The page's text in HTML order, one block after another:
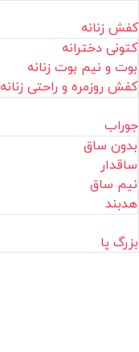
کفش زنانه
کتونی دخترانه
بوت و نیم بوت زنانه
کفش روزمره و راحتی زنانه
جوراب
بدون ساق
ساقدار
نیم ساق
هدبند
بزرگ پا